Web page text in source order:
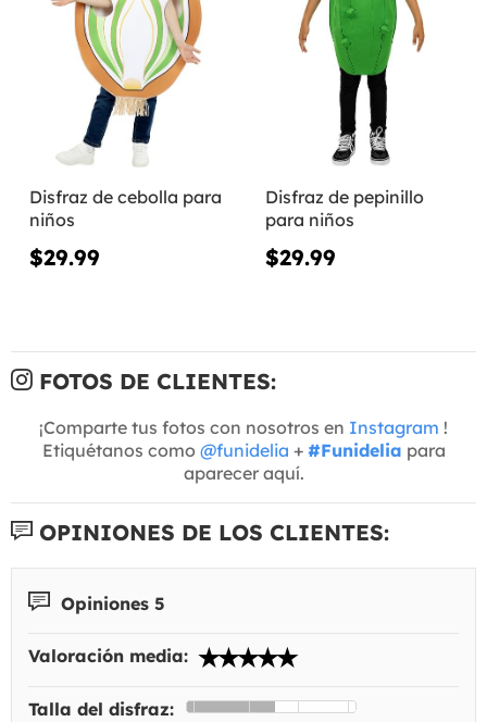
Disfraz de cebolla para
niños
$29.99
Disfraz de pepinillo
para niños
$29.99
FOTOS DE CLIENTES:
¡Comparte tus fotos con nosotros en Instagram !
Etiquétanos como @funidelia + #Funidelia para
aparecer aquí.
OPINIONES DE LOS CLIENTES:
Opiniones 5
Valoración media:
Talla del disfraz: